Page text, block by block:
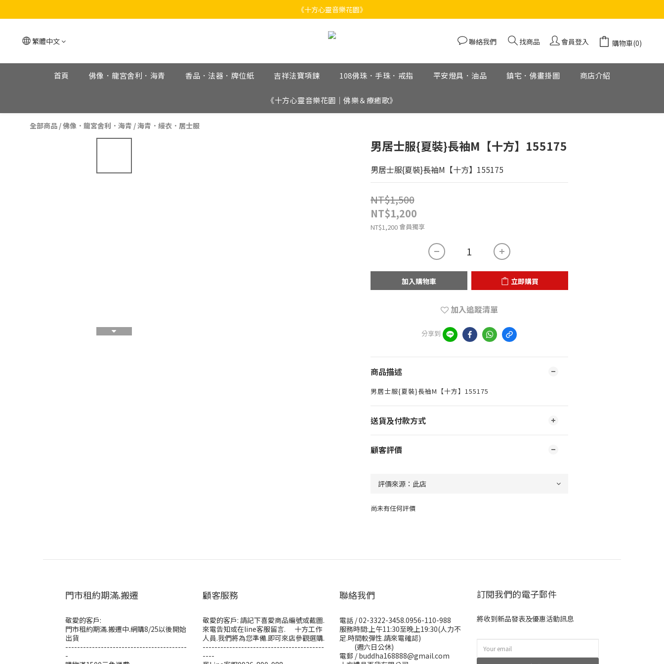
《十方心靈音樂花園》
《十方心靈音樂花園》
繁體中文 聯絡我們 找商品 會員登入 購物車(0)
首頁 佛像．龍宮舍利．海青 香品．法器．牌位紙 吉祥法寶項鍊 108佛珠．手珠．戒指 平安燈具．油品 鎮宅．佛畫掛圖 商店介紹
《十方心靈音樂花園｜佛樂＆療癒歌》
全部商品 /佛像．龍宮舍利．海青 /海青．縵衣．居士服
男居士服{夏裝}長袖M【十方】155175
男居士服{夏裝}長袖M【十方】155175
NT$1,500
NT$1,200
NT$1,200會員獨享
加入購物車 立即購買
加入追蹤清單
分享到
商品描述
男居士服{夏裝}長袖M【十方】155175
送貨及付款方式
顧客評價
尚未有任何評價
門市租約期滿.搬遷
敬愛的客戶:
門市租約期滿.搬遷中.網購8/25以後開始
出貨
-----------------------------------------
-
顧客服務
敬愛的客戶: 請記下喜愛商品編號或截圖.
來電告知或在line客服留言. 十方工作
人員.我們將為您準備.即可來店參觀選購.
-----------------------------------------
----
聯絡我們
電話 / 02-3322-3458.0956-110-988
服務時間:上午11:30至晚上19:30(人力不
足.時間較彈性.請來電確認)
(週六日公休)
電郵 / buddha168888@gmail.com
訂閱我們的電子郵件
將收到新品發表及優惠活動訊息